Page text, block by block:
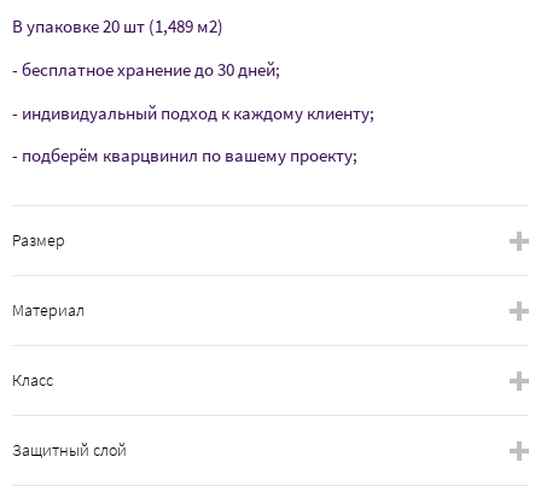
В упаковке 20 шт (1,489 м2)
- бесплатное хранение до 30 дней;
- индивидуальный подход к каждому клиенту;
- подберём кварцвинил по вашему проекту;
Размер
Материал
Класс
Защитный слой